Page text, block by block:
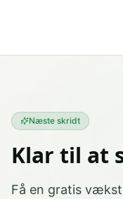
Næste skridt
Klar til at
Få en gratis